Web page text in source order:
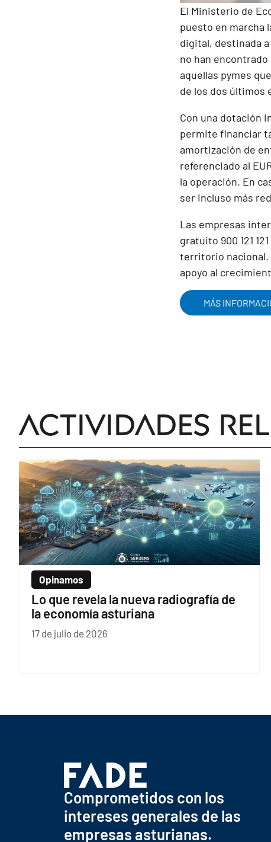
El Ministerio de
puesto en marcha
digital, destinada
no han
aquellas pymes
de los dos últimos
Con una dotación
permite financiar
amortización de
referenciado al
la operación. En
ser incluso más
Las empresas
gratuito 900 121
territorio nacional.
apoyo al
MÁS
Actividades
Opinamos
Lo que revela la nueva radiografía de
la economía asturiana
17 de julio de 2026
Comprometidos con los
intereses generales de las
empresas asturianas.